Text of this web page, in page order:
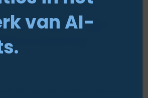
kan helpen bij je
journey
van AI-